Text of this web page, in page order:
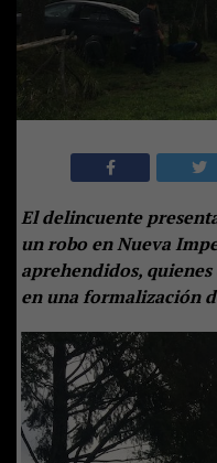
El delincuente
un robo en Nueva
aprehendidos,
en una formalización